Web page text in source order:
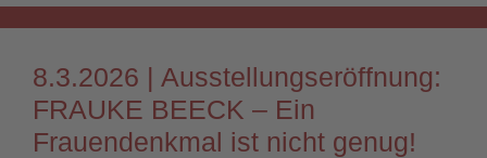
8.3.2026 | Ausstellungseröffnung:
FRAUKE BEECK – Ein
Frauendenkmal ist nicht genug!